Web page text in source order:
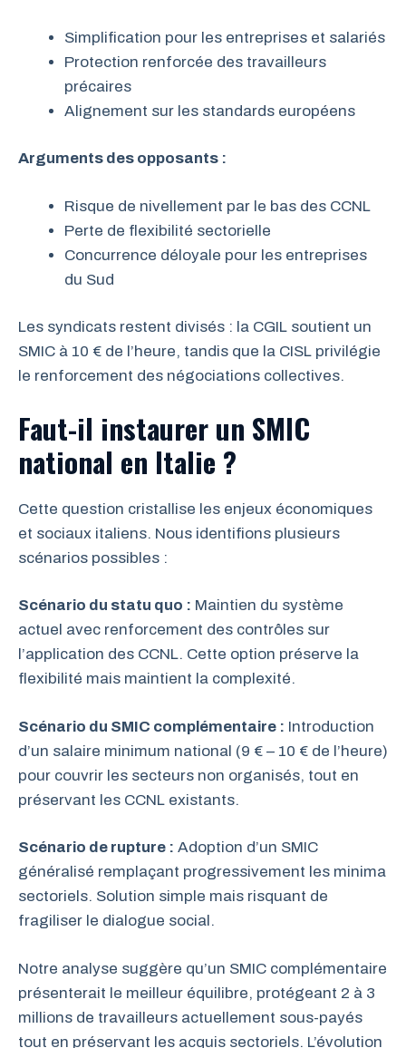
Simplification pour les entreprises et salariés
Protection renforcée des travailleurs
précaires
Alignement sur les standards européens
Arguments des opposants :
Risque de nivellement par le bas des CCNL
Perte de flexibilité sectorielle
Concurrence déloyale pour les entreprises
du Sud
Les syndicats restent divisés : la CGIL soutient un
SMIC à 10 € de l’heure, tandis que la CISL privilégie
le renforcement des négociations collectives.
Faut-il instaurer un SMIC
national en Italie ?
Cette question cristallise les enjeux économiques
et sociaux italiens. Nous identifions plusieurs
scénarios possibles :
Scénario du statu quo : Maintien du système
actuel avec renforcement des contrôles sur
l’application des CCNL. Cette option préserve la
flexibilité mais maintient la complexité.
Scénario du SMIC complémentaire : Introduction
d’un salaire minimum national (9 € – 10 € de l’heure)
pour couvrir les secteurs non organisés, tout en
préservant les CCNL existants.
Scénario de rupture : Adoption d’un SMIC
généralisé remplaçant progressivement les minima
sectoriels. Solution simple mais risquant de
fragiliser le dialogue social.
Notre analyse suggère qu’un SMIC complémentaire
présenterait le meilleur équilibre, protégeant 2 à 3
millions de travailleurs actuellement sous-payés
tout en préservant les acquis sectoriels. L’évolution